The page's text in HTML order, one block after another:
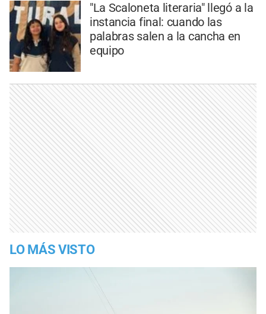
"La Scaloneta literaria" llegó a la
instancia final: cuando las
palabras salen a la cancha en
equipo
LO MÁS VISTO